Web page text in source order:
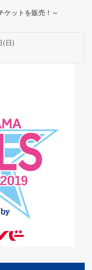
ケットを販売！～
(日)